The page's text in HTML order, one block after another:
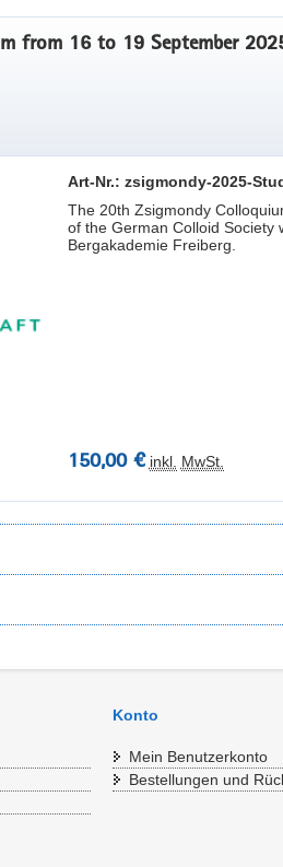
from 16 to 19 September
Art-Nr.: zsigmondy-2025-
The 20th Zsigmondy
of the German Colloid Society
Bergakademie Freiberg.
150,00 € inkl. MwSt.
Konto
Mein Benutzerkonto
Bestellungen und